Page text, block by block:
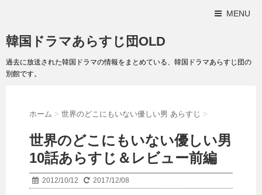
MENU
韓国ドラマあらすじ団OLD
過去に放送された韓国ドラマの情報をまとめている、韓国ドラマあらすじ団の
別館です。
ホーム > 世界のどこにもいない優しい男 あらすじ >
世界のどこにもいない優しい男
10話あらすじ＆レビュー前編
2012/10/12 2017/12/08